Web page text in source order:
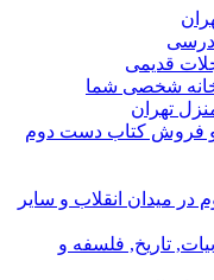
درسی
قدیمی
شخصی شما
تهران
و فروش کتاب دست دوم
میدان انقلاب و سایر
تاریخ, فلسفه و